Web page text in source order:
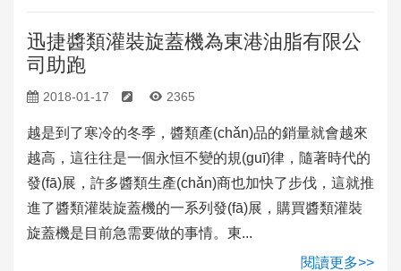
迅捷醬類灌裝旋蓋機為東港油脂有限公
司助跑
2018-01-17 2365
越是到了寒冷的冬季，醬類產(chǎn)品的銷量就會越來
越高，這往往是一個永恒不變的規(guī)律，隨著時代的
發(fā)展，許多醬類生產(chǎn)商也加快了步伐，這就推
進了醬類灌裝旋蓋機的一系列發(fā)展，購買醬類灌裝
旋蓋機是目前急需要做的事情。東...
閱讀更多>>